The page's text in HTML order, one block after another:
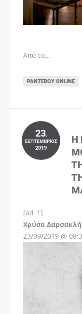
Από το…
ΡΑΝΤΕΒΟΎ ONLINE
23.
ΣΕΠΤΈΜΒΡΙΟΣ
2019
Η
[ad_1]
Χρύσα Δαρσακλή
23/09/2019 @